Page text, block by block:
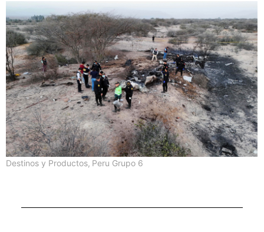
Destinos y Productos, Peru Grupo 6